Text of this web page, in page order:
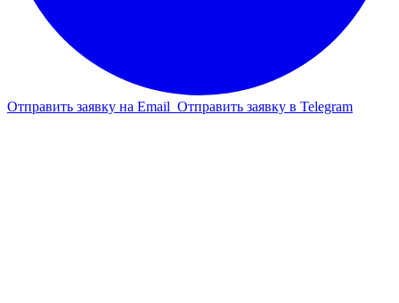
Отправить заявку на Email Отправить заявку в Telegram